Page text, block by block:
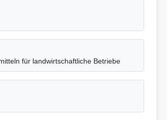
für landwirtschaftliche Betriebe